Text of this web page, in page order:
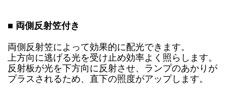
■ 両側反射笠付き
両側反射笠によって効果的に配光できます。
上方向に逃げる光を受け止め効率よく照らします。
反射板が光を下方向に反射させ、ランプのあかりが
プラスされるため、直下の照度がアップします。